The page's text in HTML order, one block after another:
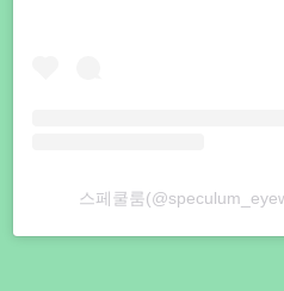
스페쿨룸